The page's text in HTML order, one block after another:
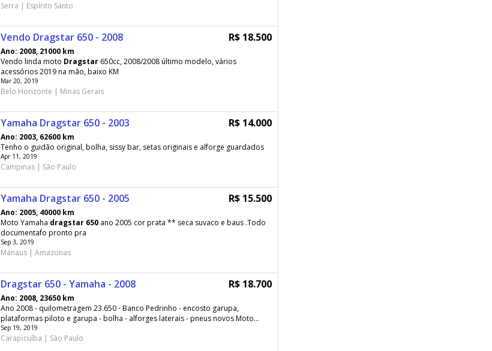
Serra | Espírito Santo
Vendo Dragstar 650 - 2008 R$ 18.500
Ano: 2008, 21000 km
Vendo linda moto Dragstar 650cc, 2008/2008 último modelo, vários
acessórios 2019 na mão, baixo KM
Mar 20, 2019
Belo Horizonte | Minas Gerais
Yamaha Dragstar 650 - 2003 R$ 14.000
Ano: 2003, 62600 km
Tenho o guidão original, bolha, sissy bar, setas originais e alforge guardados
Apr 11, 2019
Campinas | São Paulo
Yamaha Dragstar 650 - 2005 R$ 15.500
Ano: 2005, 40000 km
Moto Yamaha dragstar 650 ano 2005 cor prata ** seca suvaco e baus .Todo
documentafo pronto pra
Sep 3, 2019
Manaus | Amazonas
Dragstar 650 - Yamaha - 2008 R$ 18.700
Ano: 2008, 23650 km
Ano 2008 - quilometragem 23.650 - Banco Pedrinho - encosto garupa,
plataformas piloto e garupa - bolha - alforges laterais - pneus novos Moto...
Sep 19, 2019
Carapicuíba | São Paulo